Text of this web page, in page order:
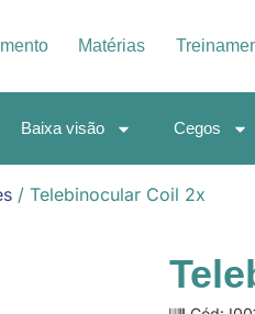
Matérias
Baixa visão Cegos
/ Telebinocular Coil 2x